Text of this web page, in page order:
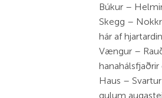
Búkur –
Skegg –
hár af
Vængur –
Haus –
gulum